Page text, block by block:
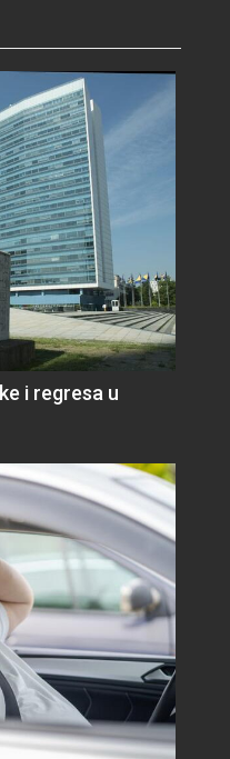
i regresa u